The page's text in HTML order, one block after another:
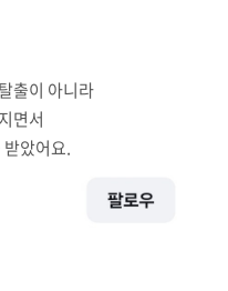
출이 아니라
면서
았어요.